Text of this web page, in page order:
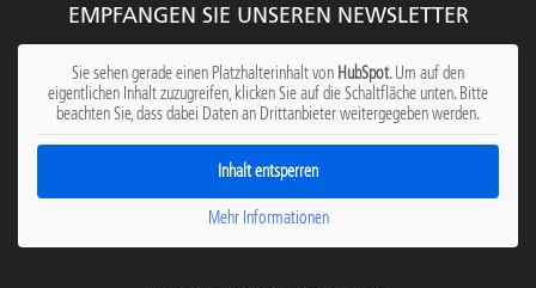
EMPFANGEN SIE UNSEREN NEWSLETTER
Sie sehen gerade einen Platzhalterinhalt von HubSpot. Um auf den
eigentlichen Inhalt zuzugreifen, klicken Sie auf die Schaltfläche unten. Bitte
beachten Sie, dass dabei Daten an Drittanbieter weitergegeben werden.
Inhalt entsperren
Mehr Informationen